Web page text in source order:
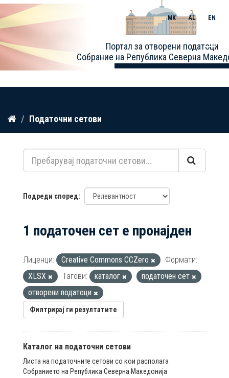
Прескокнете
содржина
Портал за отворени податоци
Собрание на Република Северна
MK AL EN
Toggle
Податочни сетови
Подреди според
1 податочен сет е пронајден
Лиценци: Creative Commons CCZero
Формати:
XLSX
Тагови: каталог
податочен сет
отворени податоци
Филтрирај ги резултатите
Каталог на податочни сетови
Листа на податочните сетови со кои располага
Собранието на Република Северна Македонија